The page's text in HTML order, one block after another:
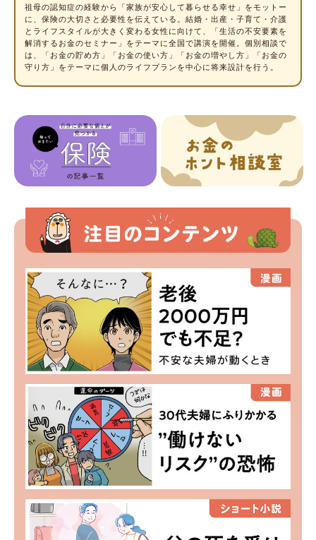
祖母の認知症の経験から「家族が安心して暮らせる幸せ」をモットー
に、保険の大切さと必要性を伝えている。結婚・出産・子育て・介護
とライフスタイルが大きく変わる女性に向けて、「生活の不安要素を
解消するお金のセミナー」をテーマに全国で講演を開催。個別相談で
は、「お金の貯め方」「お金の使い方」「お金の増やし方」「お金の
守り方」をテーマに個人のライフプランを中心に将来設計を行う。